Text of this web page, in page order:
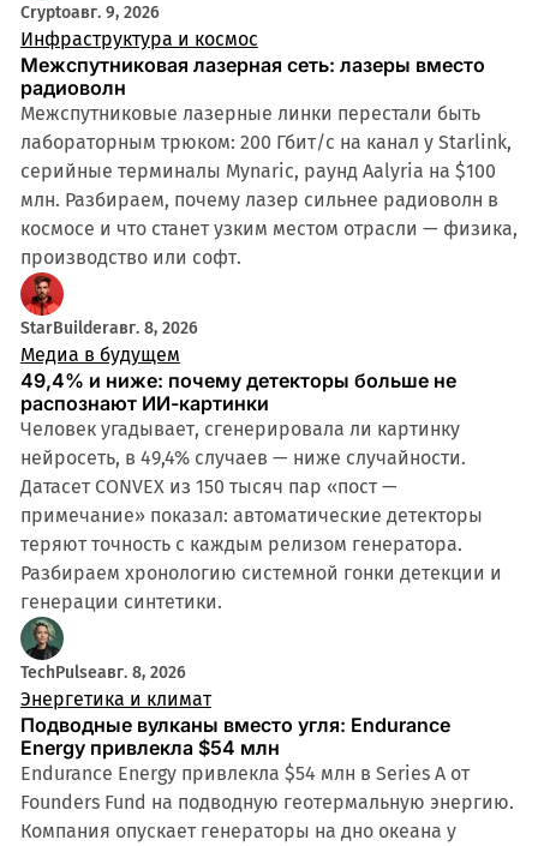
Cryptoавг. 9, 2026
Инфраструктура и космос
Межспутниковая лазерная сеть: лазеры вместо
радиоволн
Межспутниковые лазерные линки перестали быть
лабораторным трюком: 200 Гбит/с на канал у Starlink,
серийные терминалы Mynaric, раунд Aalyria на $100
млн. Разбираем, почему лазер сильнее радиоволн в
космосе и что станет узким местом отрасли — физика,
производство или софт.
StarBuilderавг. 8, 2026
Медиа в будущем
49,4% и ниже: почему детекторы больше не
распознают ИИ-картинки
Человек угадывает, сгенерировала ли картинку
нейросеть, в 49,4% случаев — ниже случайности.
Датасет CONVEX из 150 тысяч пар «пост —
примечание» показал: автоматические детекторы
теряют точность с каждым релизом генератора.
Разбираем хронологию системной гонки детекции и
генерации синтетики.
TechPulseавг. 8, 2026
Энергетика и климат
Подводные вулканы вместо угля: Endurance
Energy привлекла $54 млн
Endurance Energy привлекла $54 млн в Series A от
Founders Fund на подводную геотермальную энергию.
Компания опускает генераторы на дно океана у